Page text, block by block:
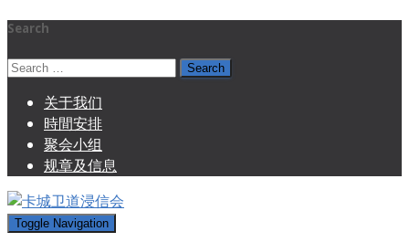
Search
Search
关于我们
時間安排
聚会小组
规章及信息
Toggle Navigation